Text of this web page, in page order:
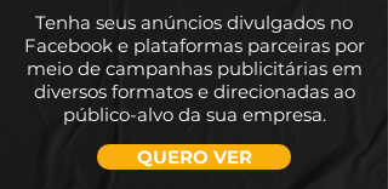
Tenha seus anúncios divulgados no
Facebook e plataformas parceiras por
meio de campanhas publicitárias em
diversos formatos e direcionadas ao
público-alvo da sua empresa.
QUERO VER